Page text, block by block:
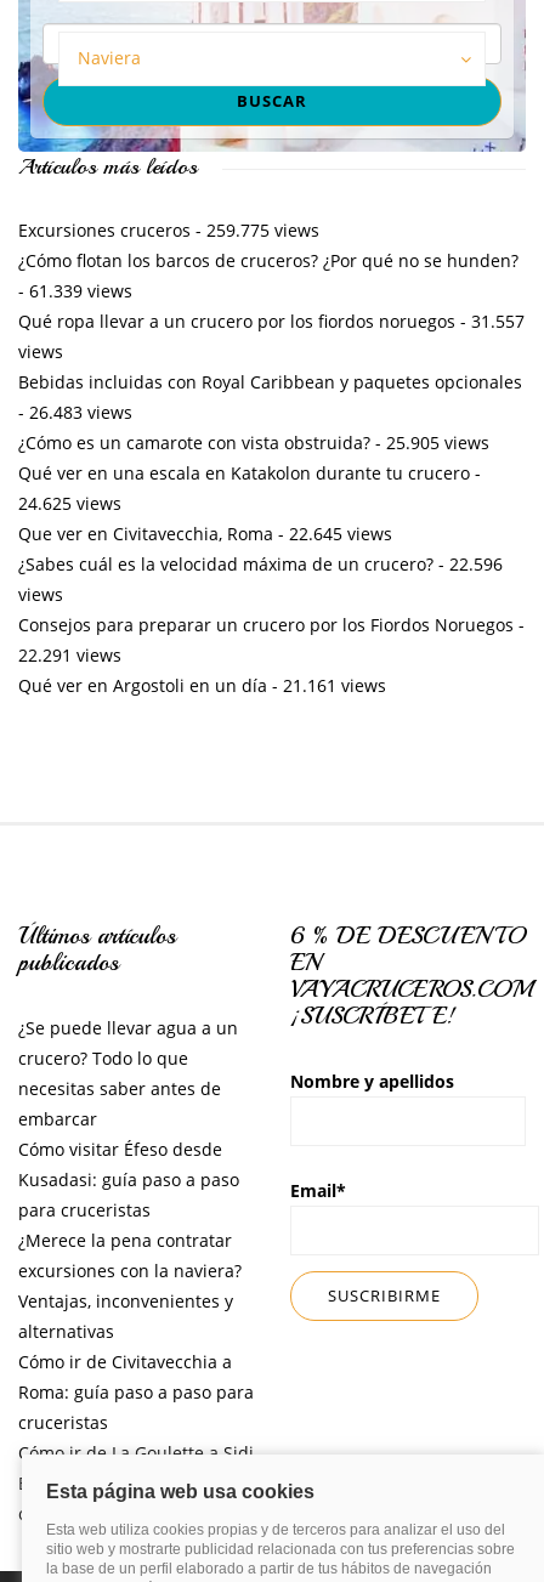
Naviera
Artículos más leídos
Excursiones cruceros - 259.775 views
¿Cómo flotan los barcos de cruceros? ¿Por qué no se hunden?
- 61.339 views
Qué ropa llevar a un crucero por los fiordos noruegos - 31.557
views
Bebidas incluidas con Royal Caribbean y paquetes opcionales
- 26.483 views
¿Cómo es un camarote con vista obstruida? - 25.905 views
Qué ver en una escala en Katakolon durante tu crucero -
24.625 views
Que ver en Civitavecchia, Roma - 22.645 views
¿Sabes cuál es la velocidad máxima de un crucero? - 22.596
views
Consejos para preparar un crucero por los Fiordos Noruegos -
22.291 views
Qué ver en Argostoli en un día - 21.161 views
Últimos artículos
publicados
¿Se puede llevar agua a un
crucero? Todo lo que
necesitas saber antes de
embarcar
Cómo visitar Éfeso desde
Kusadasi: guía paso a paso
para cruceristas
¿Merece la pena contratar
excursiones con la naviera?
Ventajas, inconvenientes y
alternativas
Cómo ir de Civitavecchia a
Roma: guía paso a paso para
cruceristas
Cómo ir de La Goulette a Sidi
Bou Said por libre desde tu
crucero
6 % DE DESCUENTO
EN
VAYACRUCEROS.COM
¡SUSCRÍBETE!
Nombre y apellidos
Email*